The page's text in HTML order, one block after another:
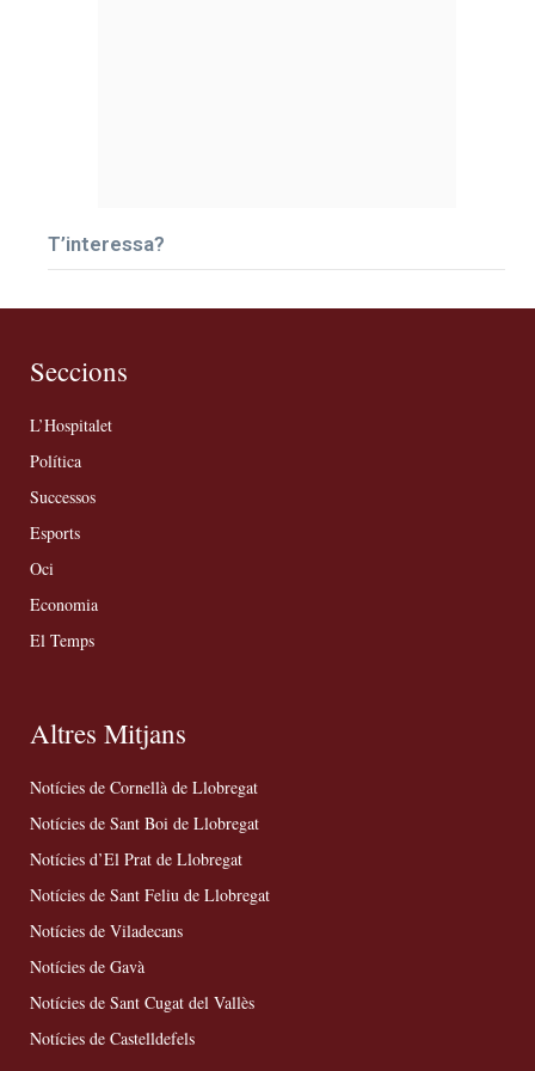
T’interessa?
Seccions
L’Hospitalet
Política
Successos
Esports
Oci
Economia
El Temps
Altres Mitjans
Notícies de Cornellà de Llobregat
Notícies de Sant Boi de Llobregat
Notícies d’El Prat de Llobregat
Notícies de Sant Feliu de Llobregat
Notícies de Viladecans
Notícies de Gavà
Notícies de Sant Cugat del Vallès
Notícies de Castelldefels